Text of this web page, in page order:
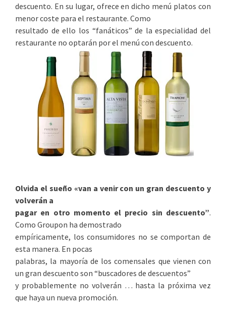
descuento. En su lugar, ofrece en dicho menú platos con
menor coste para el restaurante. Como
resultado de ello los “fanáticos” de la especialidad del
restaurante no optarán por el menú con descuento.
Olvida el sueño «van a venir con un gran descuento y
volverán a
pagar en otro momento el precio sin descuento”.
Como Groupon ha demostrado
empíricamente, los consumidores no se comportan de
esta manera. En pocas
palabras, la mayoría de los comensales que vienen con
un gran descuento son “buscadores de descuentos”
y probablemente no volverán … hasta la próxima vez
que haya un nueva promoción.